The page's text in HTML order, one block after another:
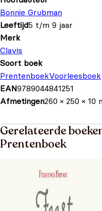
Bonnie Grubman
Leeftijd5 t/m 9 jaar
Merk
Clavis
Soort boek
PrentenboekVoorleesboek
EAN9789044841251
Afmetingen260 × 250 × 10
Gerelateerde
Prentenboek